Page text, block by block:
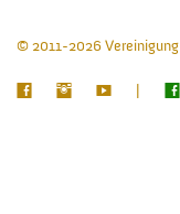
© 2011-2026 Vereinigung